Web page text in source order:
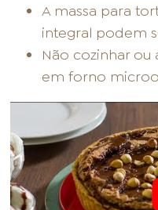
A massa para
integral podem
Não cozinhar ou
em forno